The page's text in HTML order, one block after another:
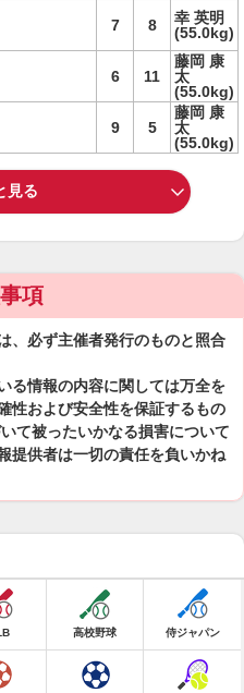
7 8
幸 英明
(55.0kg)
6 11
藤岡 康
太
(55.0kg)
9 5
藤岡 康
太
(55.0kg)
見る
項
、必ず主催者発行のものと照合
る情報の内容に関しては万全を
性および安全性を保証するもの
て被ったいかなる損害について
提供者は一切の責任を負いかね
高校野球 侍ジャパン